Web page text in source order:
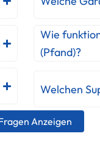
Wie
(Pfand)?
Welchen
Anzeigen